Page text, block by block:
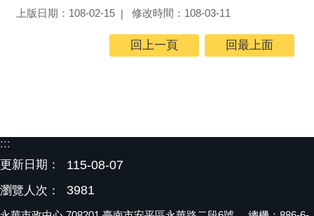
上版日期：108-02-15 修改時間：108-03-11
回上一頁 回最上面
:::
更新日期：
115-08-07
瀏覽人次： 3981